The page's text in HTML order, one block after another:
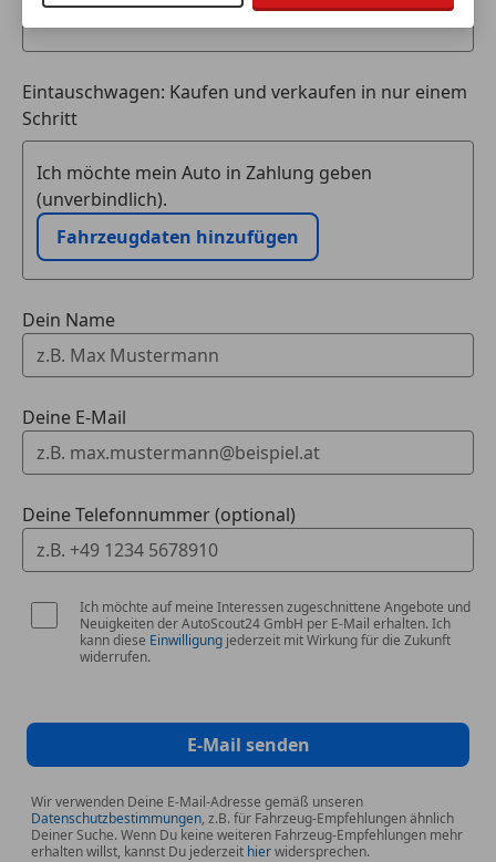
Eintauschwagen: Kaufen und verkaufen in nur einem
Schritt
Ich möchte mein Auto in Zahlung geben
(unverbindlich).
Fahrzeugdaten hinzufügen
Dein Name
Deine E-Mail
Deine Telefonnummer (optional)
Ich möchte auf meine Interessen zugeschnittene Angebote und
Neuigkeiten der AutoScout24 GmbH per E-Mail erhalten. Ich
kann diese Einwilligung jederzeit mit Wirkung für die Zukunft
widerrufen.
E-Mail senden
Wir verwenden Deine E-Mail-Adresse gemäß unseren
Datenschutzbestimmungen, z.B. für Fahrzeug-Empfehlungen ähnlich
Deiner Suche. Wenn Du keine weiteren Fahrzeug-Empfehlungen mehr
erhalten willst, kannst Du jederzeit hierwidersprechen.